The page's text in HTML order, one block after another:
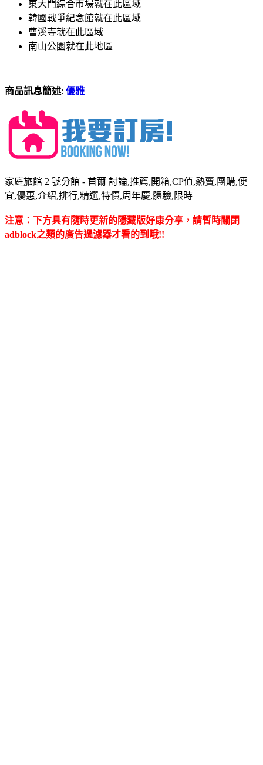
東大門綜合市場就在此區域
韓國戰爭紀念館就在此區域
曹溪寺就在此區域
南山公園就在此地區
商品訊息簡述: 優雅
家庭旅館 2 號分館 - 首爾 討論,推薦,開箱,CP值,熱賣,團購,便
宜,優惠,介紹,排行,精選,特價,周年慶,體驗,限時
注意：下方具有隨時更新的隱藏版好康分享，請暫時關閉
adblock之類的廣告過濾器才看的到哦!!